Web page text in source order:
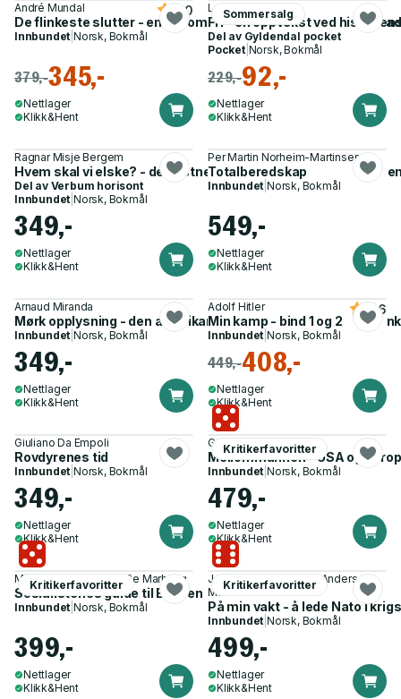
André Mundal
De flinkeste slutter - en diplomats beretning om
5.0
Innbundet |Norsk, Bokmål
379,-345,-
Nettlager
Klikk&Hent
Sommersalg
Lea Ypi
Fri - en oppvekst ved
Del av Gyldendal pocket
Pocket| Norsk, Bokmål
229,-92,-
Nettlager
Klikk&Hent
Ragnar Misje Bergem
Hvem skal vi elske? - de kristne ideene bak MAGA-
Del av Verbum horisont
Innbundet |Norsk, Bokmål
349,-
Nettlager
Klikk&Hent
Per Martin Norheim-Martinsen
Totalberedskap
Innbundet |Norsk, Bokmål
549,-
Nettlager
Klikk&Hent
Arnaud Miranda
Mørk opplysning - den amerikanske høyresidens radikale
Innbundet |Norsk, Bokmål
349,-
Nettlager
Klikk&Hent
Adolf Hitler
Min kamp - bind 1 og 2
4.6
Innbundet |Norsk, Bokmål
449,-408,-
Nettlager
Klikk&Hent
Giuliano Da Empoli
Rovdyrenes tid
Innbundet |Norsk, Bokmål
349,-
Nettlager
Klikk&Hent
Kritikerfavoritter
Geert Mak
Mellommannen - USA og
Innbundet |Norsk, Bokmål
479,-
Nettlager
Klikk&Hent
Kritikerfavoritter
Mímir Kristjánsson, Sofie Marhaug
Sosialistenes guide til Bibelen
Innbundet |Norsk, Bokmål
399,-
Nettlager
Klikk&Hent
Kritikerfavoritter
Jens Stoltenberg, Per Anders
Madsen
På min vakt - å lede Nato i
Innbundet |Norsk, Bokmål
499,-
Nettlager
Klikk&Hent